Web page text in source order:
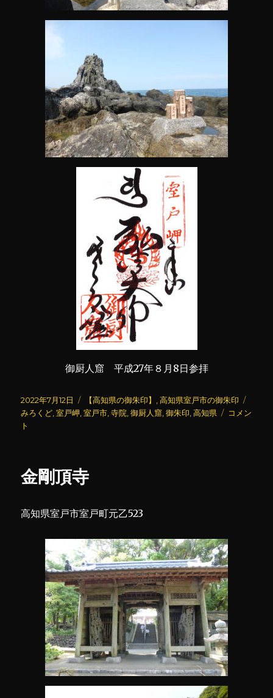
御厨人窟 平成27年８月8日参拝
投
稿
日:
2022年7月12日
カ
テ
【高知県の御朱印】 ,高知県室戸市の御朱印
グ
みろくど ,室戸岬 ,室戸市 ,寺院 ,御厨人窟 ,御朱印 ,高知県
御
コメン
ト
金剛頂寺
高知県室戸市室戸町元乙523